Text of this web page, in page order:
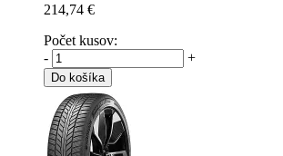
214,74 €
Počet kusov:
-
+
Do košíka